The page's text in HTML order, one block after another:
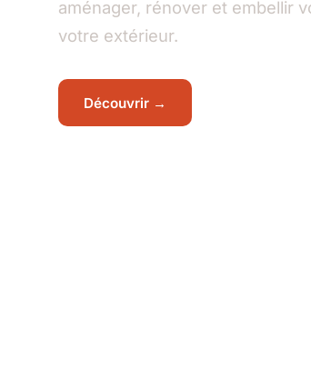
aménager, rénover et embellir
votre extérieur.
Découvrir →